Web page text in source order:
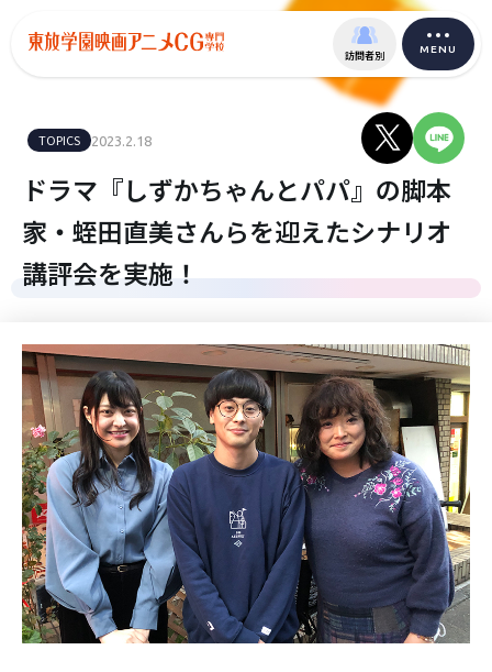
訪問者別 MENU
TOPICS 2023.2.18
ドラマ『しずかちゃんとパパ』の脚本
家・蛭田直美さんらを迎えたシナリオ
講評会を実施！